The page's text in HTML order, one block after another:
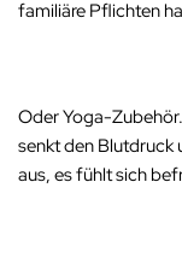
familiäre Pflichten
Oder Yoga-
senkt den Blutdruck
aus, es fühlt sich